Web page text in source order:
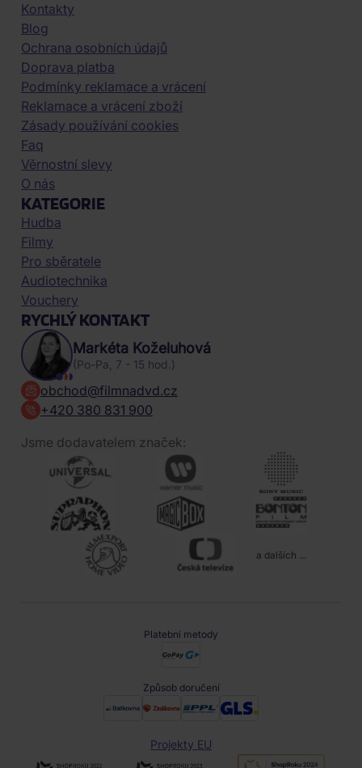
Kontakty
Blog
Ochrana osobních údajů
Doprava platba
Podmínky reklamace a vrácení
Reklamace a vrácení zboží
Zásady používání cookies
Faq
Věrnostní slevy
O nás
KATEGORIE
Hudba
Filmy
Pro sběratele
Audiotechnika
Vouchery
RYCHLÝ KONTAKT
Markéta Koželuhová
(Po-Pa, 7 - 15 hod.)
obchod@filmnadvd.cz
+420 380 831 900
Jsme dodavatelem značek:
a dalších ...
Platební metody
Způsob doručení
Projekty EU